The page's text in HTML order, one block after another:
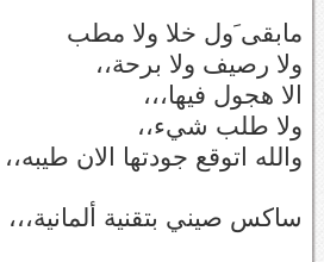
مابقى َول خلا ولا مطب
ولا رصيف ولا برحة،،
الا هجول فيها،،،
ولا طلب شيء،،
والله اتوقع جودتها الان طيبه،،
ساكس صيني بتقنية ألمانية،،،